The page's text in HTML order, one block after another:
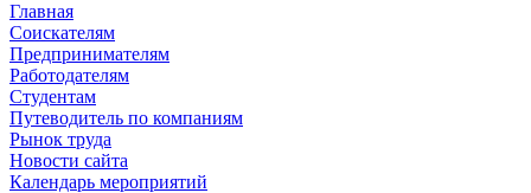
Главная
Соискателям
Предпринимателям
Работодателям
Студентам
Путеводитель по компаниям
Рынок труда
Новости сайта
Календарь мероприятий